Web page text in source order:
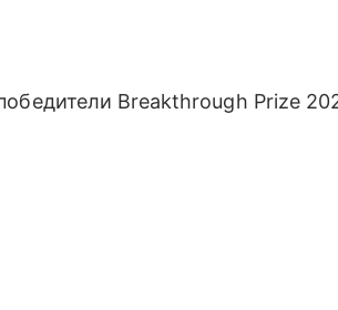
Breakthrough Prize